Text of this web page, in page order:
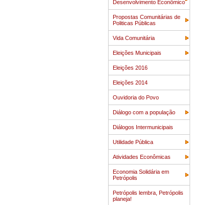
Desenvolvimento Econômico
Propostas Comunitárias de
Politicas Públicas
Vida Comunitária
Eleições Municipais
Eleições 2016
Eleições 2014
Ouvidoria do Povo
Diálogo com a população
Diálogos Intermunicipais
Utilidade Pública
Atividades Econômicas
Economia Solidária em
Petrópolis
Petrópolis lembra, Petrópolis
planeja!